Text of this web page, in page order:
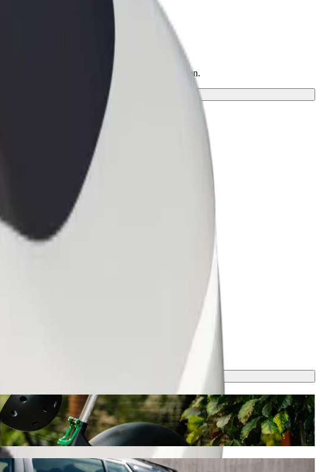
araşdırın və sizin üçün ən mükəmməl gedişi tapın.
kyrka nöqtəsinə gedin